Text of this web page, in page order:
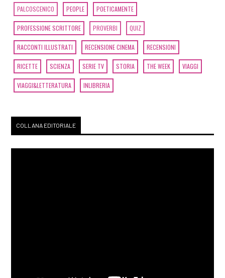
PALCOSCENICO PEOPLE POETICAMENTE
PROFESSIONE SCRITTORE PROVERBI QUIZ
RACCONTI ILLUSTRATI RECENSIONE CINEMA RECENSIONI
RICETTE SCIENZA SERIE TV STORIA THE WEEK VIAGGI
VIAGGI&LETTERATURA INLIBRERIA
COLLANA EDITORIALE